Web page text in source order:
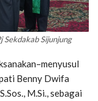
Sekdakab Sijunjung
Benny Dwifa
M.Si., sebagai